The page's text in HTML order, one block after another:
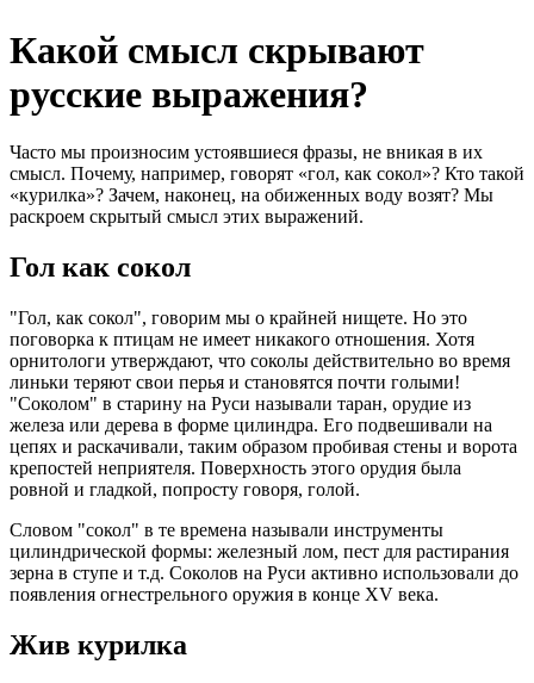
Какой смысл скрывают
русские выражения?
Часто мы произносим устоявшиеся фразы, не вникая в их
смысл. Почему, например, говорят «гол, как сокол»? Кто такой
«курилка»? Зачем, наконец, на обиженных воду возят? Мы
раскроем скрытый смысл этих выражений.
Гол как сокол
"Гол, как сокол", говорим мы о крайней нищете. Но это
поговорка к птицам не имеет никакого отношения. Хотя
орнитологи утверждают, что соколы действительно во время
линьки теряют свои перья и становятся почти голыми!
"Соколом" в старину на Руси называли таран, орудие из
железа или дерева в форме цилиндра. Его подвешивали на
цепях и раскачивали, таким образом пробивая стены и ворота
крепостей неприятеля. Поверхность этого орудия была
ровной и гладкой, попросту говоря, голой.
Словом "сокол" в те времена называли инструменты
цилиндрической формы: железный лом, пест для растирания
зерна в ступе и т.д. Соколов на Руси активно использовали до
появления огнестрельного оружия в конце XV века.
Жив курилка